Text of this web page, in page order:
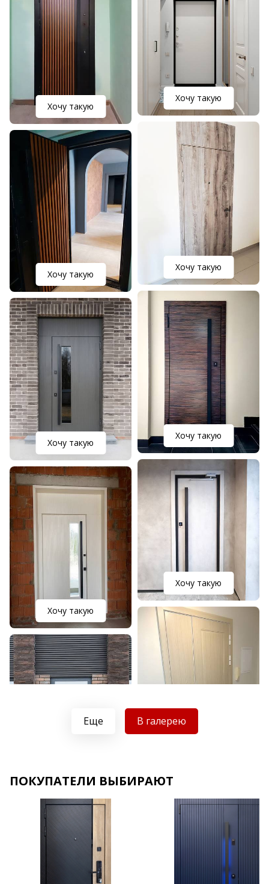
Хочу такую
Хочу такую
Хочу такую
Хочу такую
Хочу такую
Хочу такую
Хочу такую
Хочу такую
Хочу такую
Еще В галерею
ПОКУПАТЕЛИ ВЫБИРАЮТ